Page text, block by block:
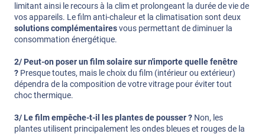
limitant ainsi le recours à la clim et prolongeant la durée de vie de
vos appareils. Le film anti-chaleur et la climatisation sont deux
solutions complémentairesvous permettant de diminuer la
consommation énergétique.
2/ Peut-on poser un film solaire sur n'importe quelle fenêtre
? Presque toutes, mais le choix du film (intérieur ou extérieur)
dépendra de la composition de votre vitrage pour éviter tout
choc thermique.
3/ Le film empêche-t-il les plantes de pousser ? Non, les
plantes utilisent principalement les ondes bleues et rouges de la